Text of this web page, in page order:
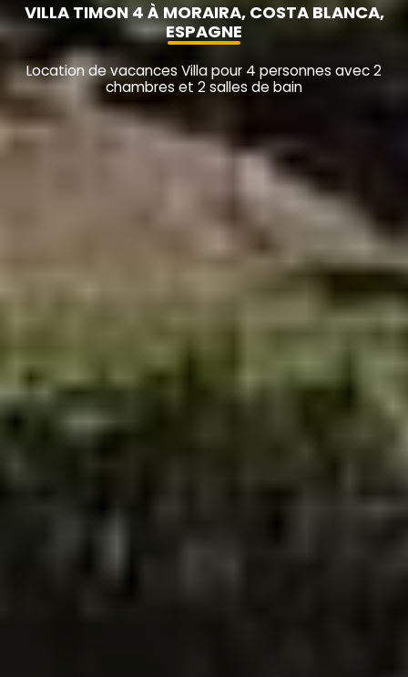
VILLA TIMON 4 À MORAIRA, COSTA BLANCA,
ESPAGNE
Location de vacances Villa pour 4 personnes avec 2
chambres et 2 salles de bain